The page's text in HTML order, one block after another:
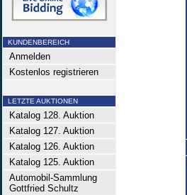
KUNDENBEREICH
Anmelden
Kostenlos registrieren
LETZTE AUKTIONEN
Katalog 128. Auktion
Katalog 127. Auktion
Katalog 126. Auktion
Katalog 125. Auktion
Automobil-Sammlung
Gottfried Schultz